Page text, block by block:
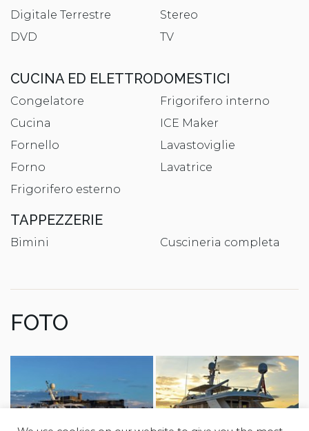
Digitale Terrestre
DVD
Stereo
TV
CUCINA ED ELETTRODOMESTICI
Congelatore
Cucina
Fornello
Forno
Frigorifero esterno
Frigorifero interno
ICE Maker
Lavastoviglie
Lavatrice
TAPPEZZERIE
Bimini Cuscineria completa
FOTO